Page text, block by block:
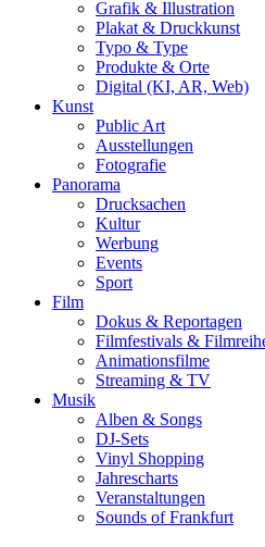
Grafik & Illustration
Plakat & Druckkunst
Typo & Type
Produkte & Orte
Digital (KI, AR, Web)
Kunst
Public Art
Ausstellungen
Fotografie
Panorama
Drucksachen
Kultur
Werbung
Events
Sport
Film
Dokus & Reportagen
Filmfestivals &
Animationsfilme
Streaming & TV
Musik
Alben & Songs
DJ-Sets
Vinyl Shopping
Jahrescharts
Veranstaltungen
Sounds of Frankfurt